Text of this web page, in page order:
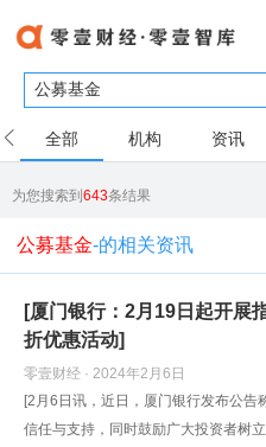
全部 机构 资讯
为您搜索到643条结果
公募基金-的相关资讯
[厦门银行：2月19日起开展
折优惠活动]
零壹财经 · 2024年2月6日
[2月6日讯，近日，厦门银行发布公告
信任与支持，同时鼓励广大投资者树